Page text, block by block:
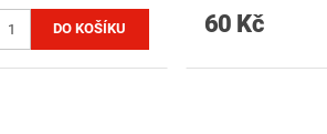
60 Kč